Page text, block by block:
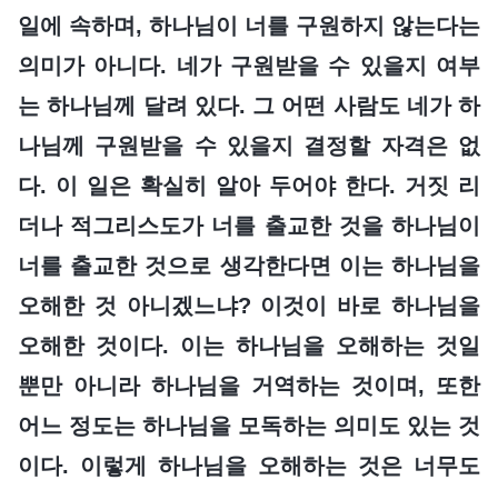
일에 속하며, 하나님이 너를 구원하지 않는다는
의미가 아니다. 네가 구원받을 수 있을지 여부
는 하나님께 달려 있다. 그 어떤 사람도 네가 하
나님께 구원받을 수 있을지 결정할 자격은 없
다. 이 일은 확실히 알아 두어야 한다. 거짓 리
더나 적그리스도가 너를 출교한 것을 하나님이
너를 출교한 것으로 생각한다면 이는 하나님을
오해한 것 아니겠느냐? 이것이 바로 하나님을
오해한 것이다. 이는 하나님을 오해하는 것일
뿐만 아니라 하나님을 거역하는 것이며, 또한
어느 정도는 하나님을 모독하는 의미도 있는 것
이다. 이렇게 하나님을 오해하는 것은 너무도